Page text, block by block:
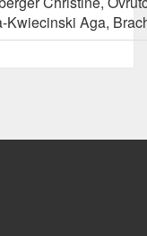
Kwiecinski Aga,